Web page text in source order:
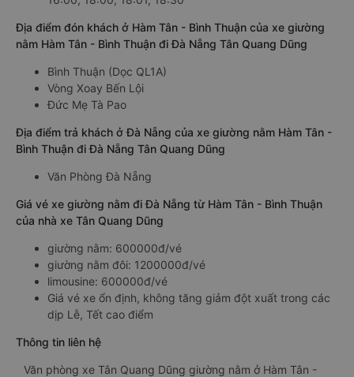
Địa điểm đón khách ở Hàm Tân - Bình Thuận của xe giường
nằm Hàm Tân - Bình Thuận đi Đà Nẵng Tân Quang Dũng
Bình Thuận (Dọc QL1A)
Vòng Xoay Bến Lội
Đức Mẹ Tà Pao
Địa điểm trả khách ở Đà Nẵng của xe giường nằm Hàm Tân -
Bình Thuận đi Đà Nẵng Tân Quang Dũng
Văn Phòng Đà Nẵng
Giá vé xe giường nằm đi Đà Nẵng từ Hàm Tân - Bình Thuận
của nhà xe Tân Quang Dũng
giường nằm: 600000đ/vé
giường nằm đôi: 1200000đ/vé
limousine: 600000đ/vé
Giá vé xe ổn định, không tăng giảm đột xuất trong các
dịp Lễ, Tết cao điểm
Thông tin liên hệ
Văn phòng xe Tân Quang Dũng giường nằm ở Hàm Tân -